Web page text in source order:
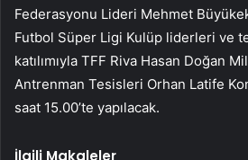
Federasyonu Lideri Mehmet
Futbol Süper Ligi Kulüp liderleri ve
katılımıyla TFF Riva Hasan Doğan
Antrenman Tesisleri Orhan Latife
saat 15.00’te yapılacak.
İlgili Makaleler